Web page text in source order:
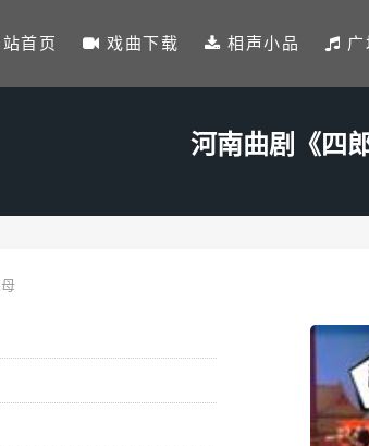
站首页 戏曲下载 相声小品 广
河南曲剧《四